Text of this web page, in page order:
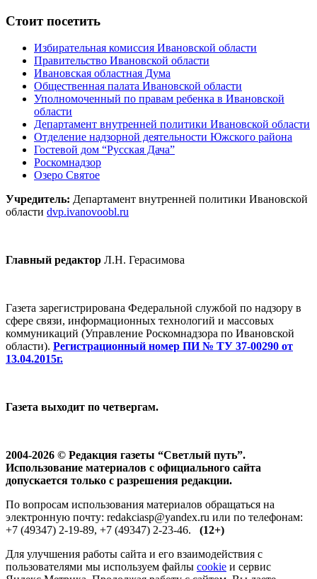
Стоит посетить
Избирательная комиссия Ивановской области
Правительство Ивановской области
Ивановская областная Дума
Общественная палата Ивановской области
Уполномоченный по правам ребенка в Ивановской
области
Департамент внутренней политики Ивановской области
Отделение надзорной деятельности Южского района
Гостевой дом “Русская Дача”
Роскомнадзор
Озеро Святое
Учредитель: Департамент внутренней политики Ивановской
области dvp.ivanovoobl.ru
Главный редактор Л.Н. Герасимова
Газета зарегистрирована Федеральной службой по надзору в
сфере связи, информационных технологий и массовых
коммуникаций (Управление Роскомнадзора по Ивановской
области). Регистрационный номер ПИ № ТУ 37-00290 от
13.04.2015г.
Газета выходит по четвергам.
2004-2026 © Редакция газеты “Светлый путь”.
Использование материалов с официального сайта
допускается только с разрешения редакции.
По вопросам использования материалов обращаться на
электронную почту: redakciasp@yandex.ru или по телефонам:
+7 (49347) 2-19-89, +7 (49347) 2-23-46. (12+)
Для улучшения работы сайта и его взаимодействия с
пользователями мы используем файлы cookie и сервис